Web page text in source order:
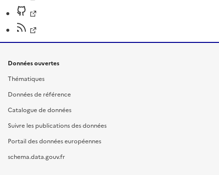
Données ouvertes
Thématiques
Données de référence
Catalogue de données
Suivre les publications des données
Portail des données européennes
schema.data.gouv.fr